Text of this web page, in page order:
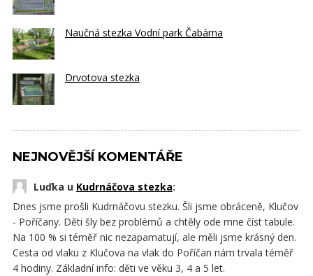
Naučná stezka Vodní park Čabárna
Drvotova stezka
NEJNOVĚJŠÍ KOMENTÁŘE
Luďka u Kudrnáčova stezka:
Dnes jsme prošli Kudrnáčovu stezku. Šli jsme obráceně, Klučov
- Poříčany. Děti šly bez problémů a chtěly ode mne číst tabule.
Na 100 % si téměř nic nezapamatují, ale měli jsme krásný den.
Cesta od vlaku z Klučova na vlak do Poříčan nám trvala téměř
4 hodiny. Základní info: děti ve věku 3, 4 a 5 let.